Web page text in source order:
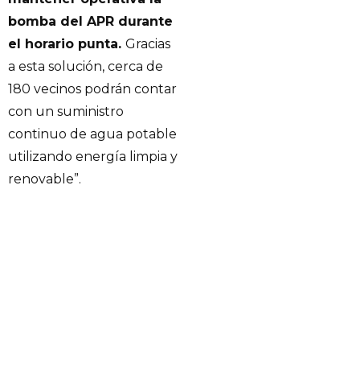
bomba del APR durante
el horario punta. Gracias
a esta solución, cerca de
180 vecinos podrán contar
con un suministro
continuo de agua potable
utilizando energía limpia y
renovable”.